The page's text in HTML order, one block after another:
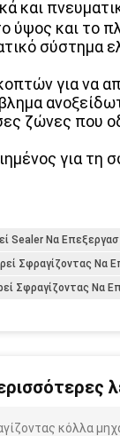
και
ύψος και το
σύστημα
για να
ζώνες που
για τη
Sealer Να
Σφραγίζοντας Να
Σφραγίζοντας Να
κόλλα